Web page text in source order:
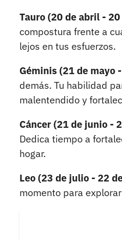
Tauro (20 de abril -
compostura frente a
lejos en tus esfuerzos.
Géminis (21 de mayo
demás. Tu habilidad
malentendido y
Cáncer (21 de junio -
Dedica tiempo a
hogar.
Leo (23 de julio - 22
momento para